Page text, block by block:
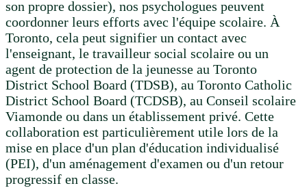
son propre dossier), nos psychologues peuvent
coordonner leurs efforts avec l'équipe scolaire. À
Toronto, cela peut signifier un contact avec
l'enseignant, le travailleur social scolaire ou un
agent de protection de la jeunesse au Toronto
District School Board (TDSB), au Toronto Catholic
District School Board (TCDSB), au Conseil scolaire
Viamonde ou dans un établissement privé. Cette
collaboration est particulièrement utile lors de la
mise en place d'un plan d'éducation individualisé
(PEI), d'un aménagement d'examen ou d'un retour
progressif en classe.